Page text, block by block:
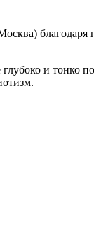
благодаря
и тонко